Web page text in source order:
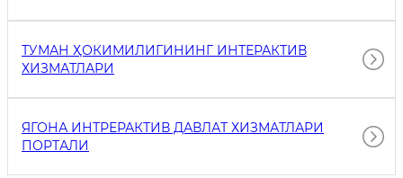
ТУМАН ҲОКИМИЛИГИНИНГ ИНТЕРАКТИВ
ХИЗМАТЛАРИ
ЯГОНА ИНТРЕРАКТИВ ДАВЛАТ ХИЗМАТЛАРИ
ПОРТАЛИ